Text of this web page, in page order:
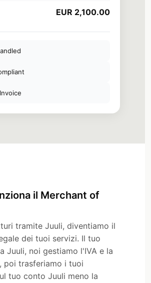
EUR 2,100.00
il Merchant of
tramite Juuli, diventiamo il
dei tuoi servizi. Il tuo
Juuli, noi gestiamo l'IVA e la
poi trasferiamo i tuoi
tuo conto Juuli meno la